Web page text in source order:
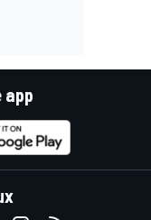
app